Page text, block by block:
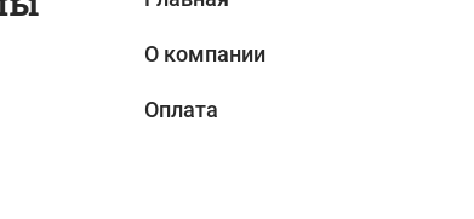
О компании
Оплата